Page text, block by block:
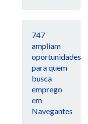
747
ampliam
oportunidades
para quem
busca
emprego
em
Navegantes